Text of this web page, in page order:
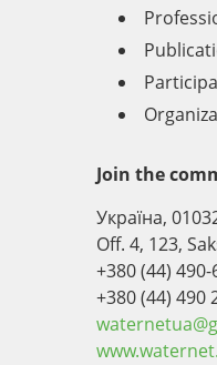
Join the
Україна,
Off. 4, 123,
+380 (44) 490-
+380 (44) 490